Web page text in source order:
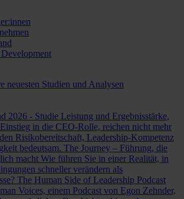
neuesten Studien und Analysen
2026 - Studie Leistung und Ergebnisstärke,
in die CEO-Rolle, reichen nicht mehr
Risikobereitschaft, Leadership-Kompetenz
bedeutsam. The Journey – Führung, die
macht Wie führen Sie in einer Realität, in
schneller verändern als
The Human Side of Leadership Podcast
Voices, einem Podcast von Egon Zehnder,